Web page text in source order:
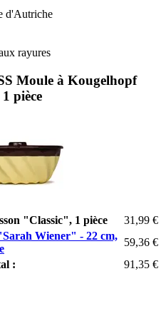
d'Autriche
rayures
Moule à Kougelhopf
pièce
"Classic", 1 pièce
31,99 €
Wiener" - 22 cm,
59,36 €
:
91,35 €